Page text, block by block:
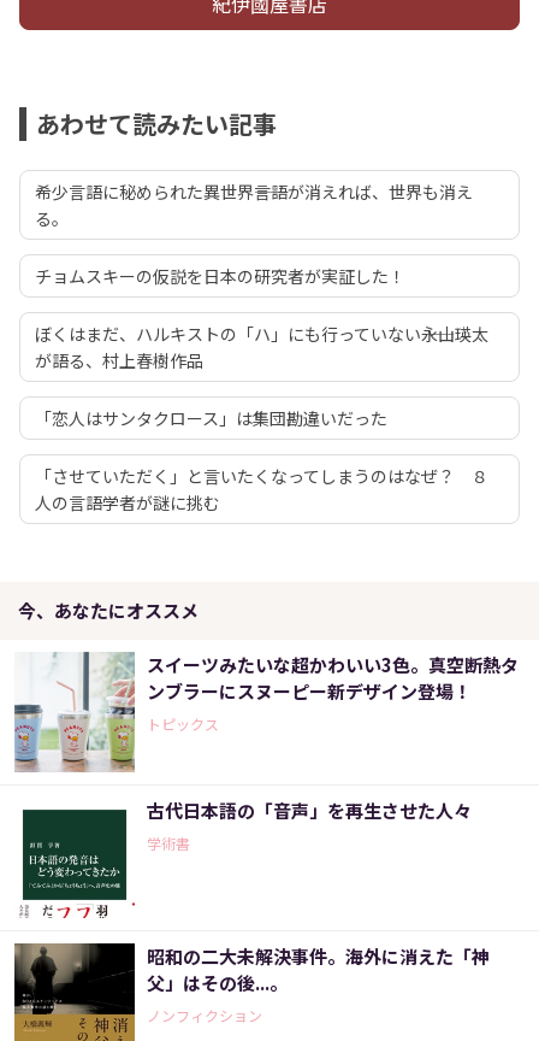
あわせて読みたい記事
希少言語に秘められた異世界――言語が消えれば、世界も消え
る。
チョムスキーの仮説を日本の研究者が実証した！
ぼくはまだ、ハルキストの「ハ」にも行っていない――永山瑛太
が語る、村上春樹作品
「恋人はサンタクロース」は集団勘違いだった
「させていただく」と言いたくなってしまうのはなぜ？ ８
人の言語学者が謎に挑む
今、あなたにオススメ
スイーツみたいな超かわいい3色。真空断熱タ
ンブラーにスヌーピー新デザイン登場！
トピックス
古代日本語の「音声」を再生させた人々
学術書
昭和の二大未解決事件。海外に消えた「神
父」はその後...。
ノンフィクション